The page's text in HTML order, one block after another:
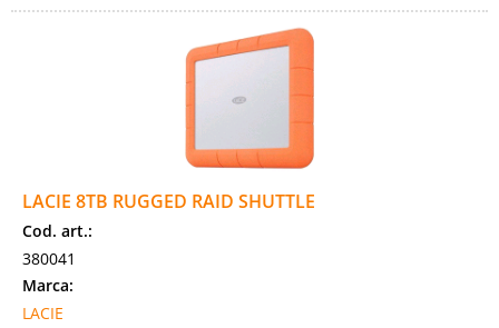
LACIE 8TB RUGGED RAID SHUTTLE
Cod. art.:
380041
Marca:
LACIE